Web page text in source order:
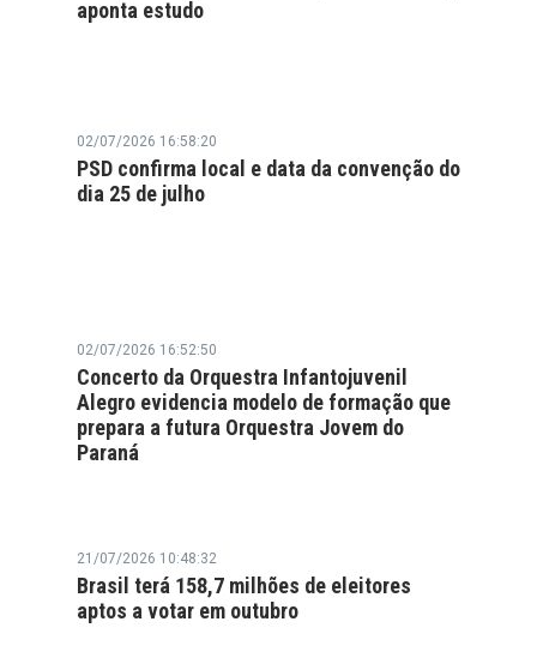
aponta estudo
02/07/2026 16:58:20
PSD confirma local e data da convenção do
dia 25 de julho
02/07/2026 16:52:50
Concerto da Orquestra Infantojuvenil
Alegro evidencia modelo de formação que
prepara a futura Orquestra Jovem do
Paraná
21/07/2026 10:48:32
Brasil terá 158,7 milhões de eleitores
aptos a votar em outubro